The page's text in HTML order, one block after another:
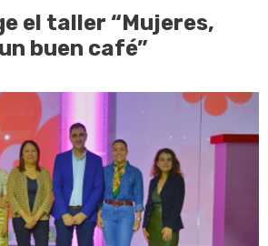
el taller “Mujeres,
buen café”